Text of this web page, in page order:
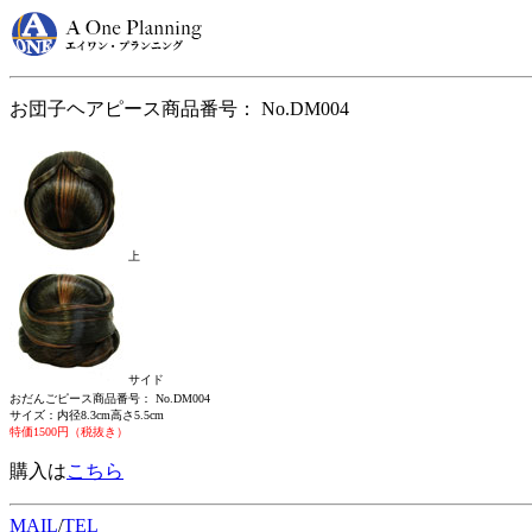
お団子ヘアピース商品番号： No.DM004
上
サイド
おだんごピース商品番号： No.DM004
サイズ：内径8.3cm高さ5.5cm
特価1500円（税抜き）
購入はこちら
MAIL/TEL